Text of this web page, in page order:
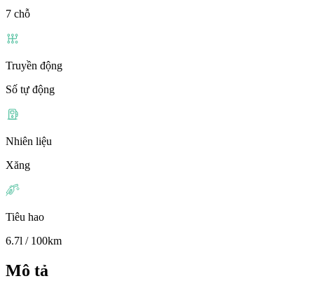
7 chỗ
Truyền động
Số tự động
Nhiên liệu
Xăng
Tiêu hao
6.7l / 100km
Mô tả